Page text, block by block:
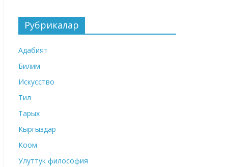
Рубрикалар
Адабият
Билим
Искусство
Тил
Тарых
Кыргыздар
Коом
Улуттук философия